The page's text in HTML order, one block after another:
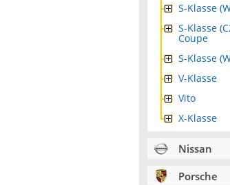
S-Klasse
S-Klasse
Coupe
S-Klasse
V-Klasse
Vito
X-Klasse
Nissan
Porsche